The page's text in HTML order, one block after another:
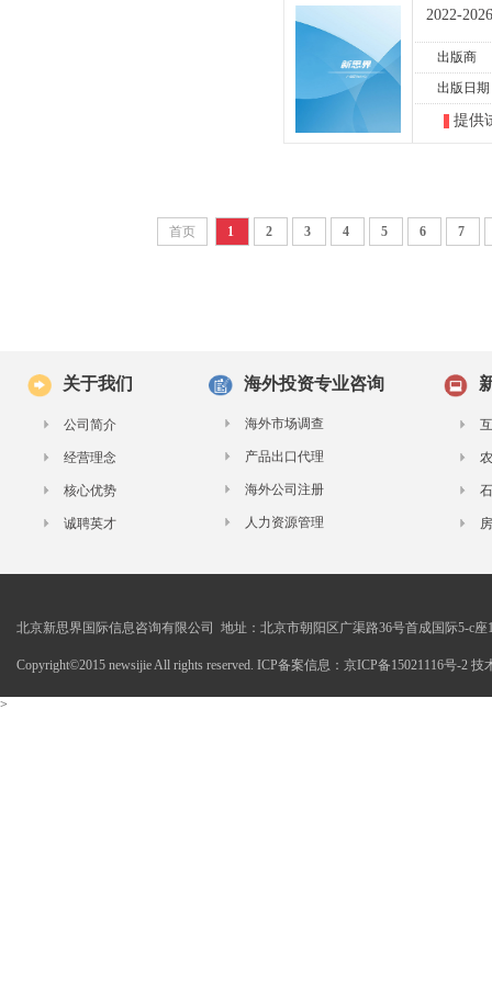
2022-
出版商
出版日期
提供
首页 1 2 3 4 5 6 7
关于我们
公司简介
经营理念
核心优势
诚聘英才
海外投资专业咨询
海外市场调查
产品出口代理
海外公司注册
人力资源管理
北京新思界国际信息咨询有限公司 地址：北京市朝阳区广渠路36号首成国际5-c座
Copyright©2015 newsijie All rights reserved. ICP备案信息：京ICP备15021116号-2 技
>